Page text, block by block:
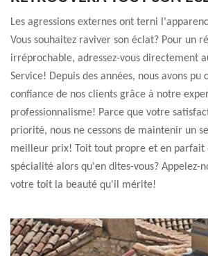
Les agressions externes ont terni
Vous souhaitez raviver son éclat? Pour un
irréprochable, adressez-vous directement
Service! Depuis des années, nous avons pu
confiance de nos clients grâce à notre
professionnalisme! Parce que votre
priorité, nous ne cessons de maintenir un
meilleur prix! Toit tout propre et en parfait
spécialité alors qu'en dites-vous? Appelez-
votre toit la beauté qu'il mérite!